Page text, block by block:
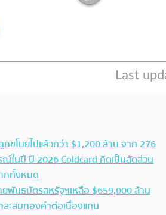
กขโมยไปแล้วกว่า $1,200 ล้าน จาก 276
ณ์ในปี ปี 2026 Coldcard คิดเป็นสัดส่วน
กทั้งหมด
ยพันธบัตรสหรัฐฯเหลือ $659,000 ล้าน
สะสมทองคำต่อเนื่องแทน